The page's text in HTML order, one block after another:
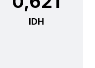
IDH